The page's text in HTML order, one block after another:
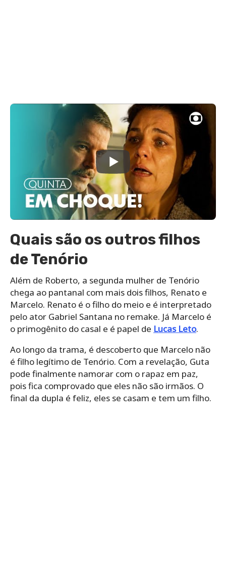
Quais são os outros filhos
de Tenório
Além de Roberto, a segunda mulher de Tenório
chega ao pantanal com mais dois filhos, Renato e
Marcelo. Renato é o filho do meio e é interpretado
pelo ator Gabriel Santana no remake. Já Marcelo é
o primogênito do casal e é papel de Lucas Leto.
Ao longo da trama, é descoberto que Marcelo não
é filho legítimo de Tenório. Com a revelação, Guta
pode finalmente namorar com o rapaz em paz,
pois fica comprovado que eles não são irmãos. O
final da dupla é feliz, eles se casam e tem um filho.